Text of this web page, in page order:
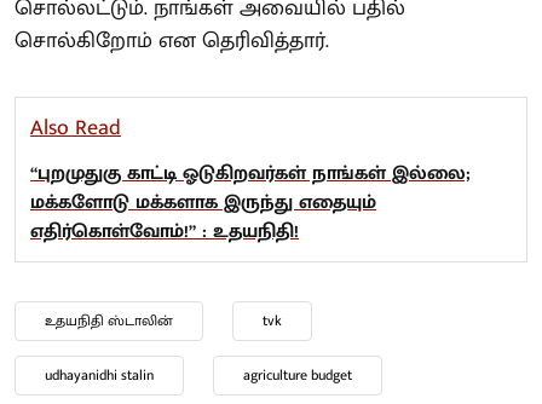
சொல்லட்டும். நாங்கள் அவையில் பதில்
சொல்கிறோம் என தெரிவித்தார்.
Also Read
“புறமுதுகு காட்டி ஓடுகிறவர்கள் நாங்கள் இல்லை;
மக்களோடு மக்களாக இருந்து எதையும்
எதிர்கொள்வோம்!” : உதயநிதி!
உதயநிதி ஸ்டாலின் tvk
udhayanidhi stalin agriculture budget